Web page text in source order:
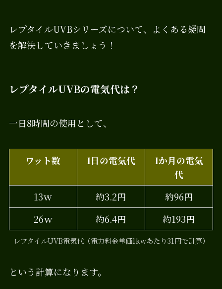
レプタイルUVBシリーズについて、よくある疑問
を解決していきましょう！
レプタイルUVBの電気代は？
一日8時間の使用として、
ワット数 1日の電気代
1か月の電気
代
13ｗ
約3.2円
約96円
26ｗ
約6.4円 約193円
レプタイルUVB電気代（電力料金単価1kwあたり31円で計算）
という計算になります。